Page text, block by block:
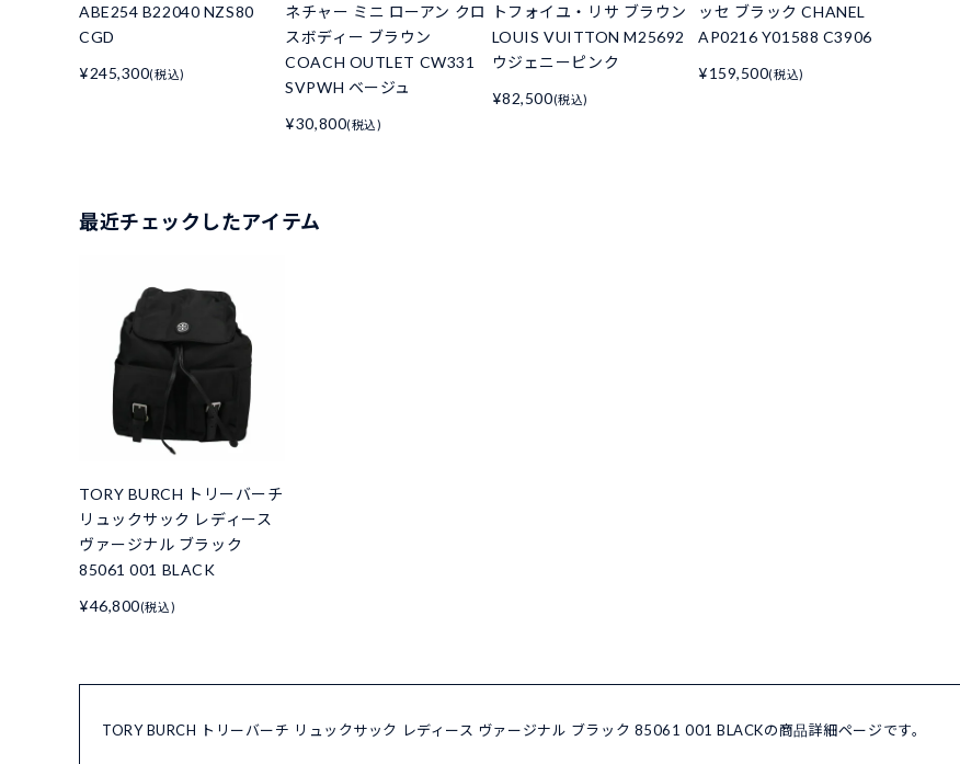
ABE254 B22040 NZS80
CGD
¥245,300(税込)
ネチャー ミニ ローアン クロ
スボディー ブラウン
COACH OUTLET CW331
SVPWH ベージュ
¥30,800(税込)
トフォイユ・リサ ブラウン
LOUIS VUITTON M25692
ウジェニーピンク
¥82,500(税込)
ッセ ブラック CHANEL
AP0216 Y01588 C3906
¥159,500(税込)
最近チェックしたアイテム
TORY BURCH トリーバーチ
リュックサック レディース
ヴァージナル ブラック
85061 001 BLACK
¥46,800(税込)
TORY BURCH トリーバーチ リュックサック レディース ヴァージナル ブラック 85061 001 BLACKの商品詳細ページです。